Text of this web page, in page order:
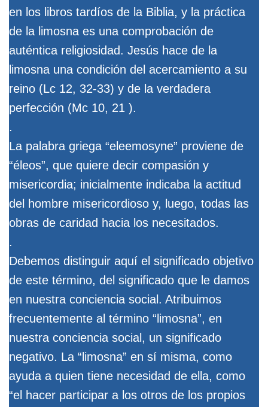
en los libros tardíos de la Biblia, y la práctica
de la limosna es una comprobación de
auténtica religiosidad. Jesús hace de la
limosna una condición del acercamiento a su
reino (Lc 12, 32-33) y de la verdadera
perfección (Mc 10, 21 ).
.
La palabra griega “eleemosyne” proviene de
“éleos”, que quiere decir compasión y
misericordia; inicialmente indicaba la actitud
del hombre misericordioso y, luego, todas las
obras de caridad hacia los necesitados.
.
Debemos distinguir aquí el significado objetivo
de este término, del significado que le damos
en nuestra conciencia social. Atribuimos
frecuentemente al término “limosna”, en
nuestra conciencia social, un significado
negativo. La “limosna” en sí misma, como
ayuda a quien tiene necesidad de ella, como
“el hacer participar a los otros de los propios